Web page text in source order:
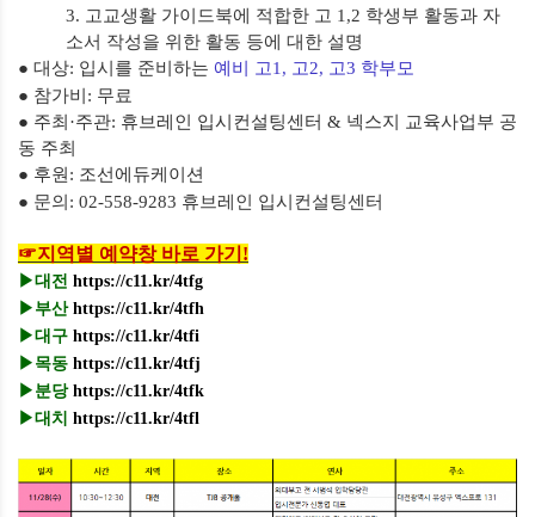
3. 고교생활 가이드북에 적합한 고 1,2 학생부 활동과 자
소서 작성을 위한 활동 등에 대한 설명
● 대상: 입시를 준비하는 예비 고1, 고2, 고3 학부모
● 참가비 : 무료
● 주최·주관: 휴브레인 입시컨설팅센터 & 넥스지 교육사업부 공
동 주최
● 후원 : 조선에듀케이션
● 문의 : 02-558-9283 휴브레인 입시컨설팅센터
☞지역별 예약창 바로 가기 !
▶대전 https://c11.kr/4tfg
▶ 부산 https://c11.kr/4tfh
▶대구 https://c11.kr/4tfi
▶ 목동 https://c11.kr/4tfj
▶ 분당 https://c11.kr/4tfk
▶대치 https://c11.kr/4tfl